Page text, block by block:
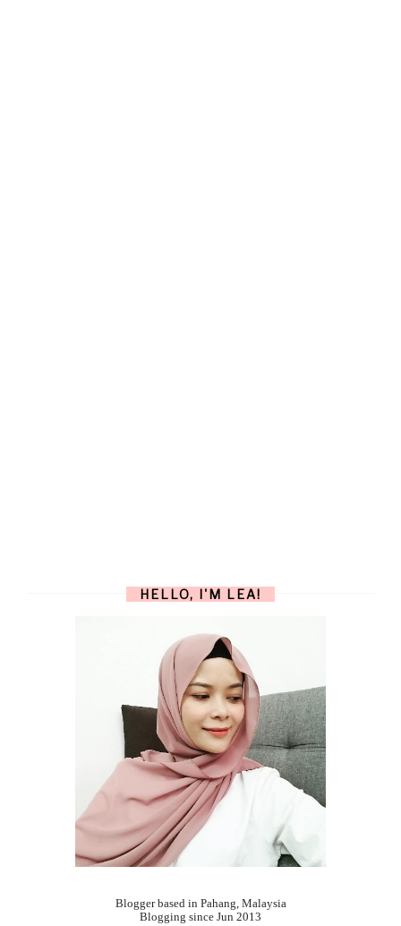
HELLO, I'M LEA!
Blogger based in Pahang, Malaysia
Blogging since Jun 2013